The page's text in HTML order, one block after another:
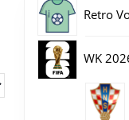
Retro
WK